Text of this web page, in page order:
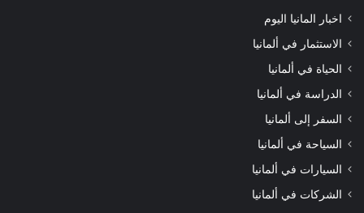
اخبار المانيا اليوم
الاستثمار في ألمانيا
الحياة في ألمانيا
الدراسة في ألمانيا
السفر إلى ألمانيا
السياحة في ألمانيا
السيارات في ألمانيا
الشركات في ألمانيا